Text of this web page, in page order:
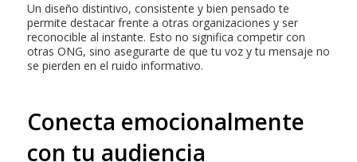
Un diseño distintivo, consistente y bien pensado te
permite destacar frente a otras organizaciones y ser
reconocible al instante. Esto no significa competir con
otras ONG, sino asegurarte de que tu voz y tu mensaje no
se pierden en el ruido informativo.
Conecta emocionalmente
con tu audiencia